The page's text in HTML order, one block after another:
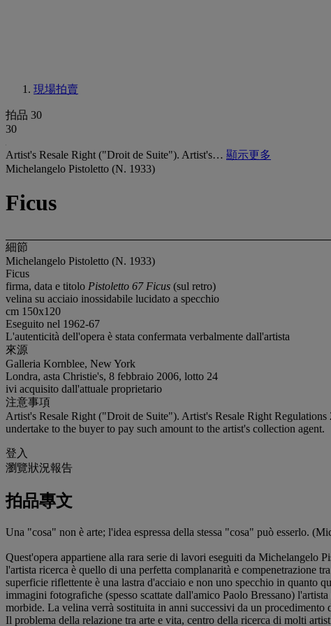
現場拍賣
拍品 30
30
Artist's Resale Right ("Droit de Suite"). Artist's… 顯示更多
Michelangelo Pistoletto (N. 1933)
Ficus
細節
Michelangelo Pistoletto (N. 1933)
Ficus
firma, data e titolo Pistoletto 67 Ficus (sul retro)
velina su acciaio inossidabile lucidato a specchio
cm 150x120
Eseguito nel 1962-67
L'autenticità dell'opera è stata confermata verbalmente dall'artista
來源
Galleria Kornblee, New York
Londra, asta Christie's, 8 febbraio 2006, lotto 24
ivi acquisito dall'attuale proprietario
注意事項
Artist's Resale Right ("Droit de Suite"). Artist's Resale Right
undertake to the buyer to pay such amount to the artist's collection agent.
登入
瀏覽狀況報告
拍品專文
Una "cosa" non è arte; l'idea espressa della stessa "cosa" può esserlo.
Quest'opera appartiene alla rara serie di lavori eseguiti da Michelangelo
l'artista ricerca è quello di una perfetta complanarità e compenetrazione
superficie riflettente è una lastra d'acciaio e non uno specchio in quanto
immagini fotografiche (spesso scattate dall'amico Paolo Bressano)
morbide. La velina verrà sostituita in anni successivi da un procedimento
Il problema della relazione tra arte e vita, centro della ricerca di molti